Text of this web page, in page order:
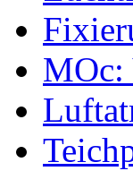
MOc: